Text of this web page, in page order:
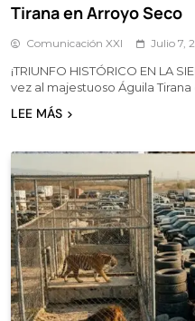
Tirana en Arroyo Seco
Comunicación XXI Julio 7,
¡TRIUNFO HISTÓRICO EN LA
vez al majestuoso Águila
LEE MÁS